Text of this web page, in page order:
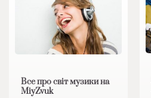
Все про світ музики на
MiyZvuk